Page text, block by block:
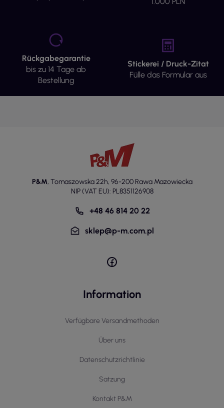
Rückgabegarantie
bis zu 14 Tage ab
Bestellung
Stickerei / Druck-Zitat
Fülle das Formular aus
P&M, Tomaszowska 22h, 96-200 Rawa Mazowiecka
NIP (VAT EU): PL8351126908
+48 46 814 20 22
sklep@p-m.com.pl
Information
Verfügbare Versandmethoden
Über uns
Datenschutzrichtlinie
Satzung
Kontakt P&M